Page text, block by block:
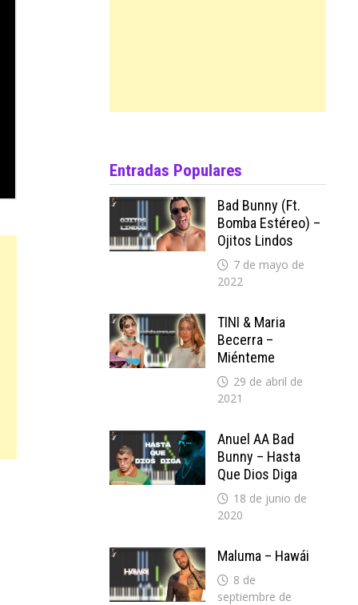
Entradas Populares
Bad Bunny (ft.
Bomba Estéreo) –
Ojitos Lindos
7 de mayo de
2022
TINI & Maria
Becerra –
Miénteme
29 de abril de
2021
Anuel AA Bad
Bunny – Hasta
Que Dios Diga
18 de junio de
2020
Maluma – Hawái
8 de
septiembre de